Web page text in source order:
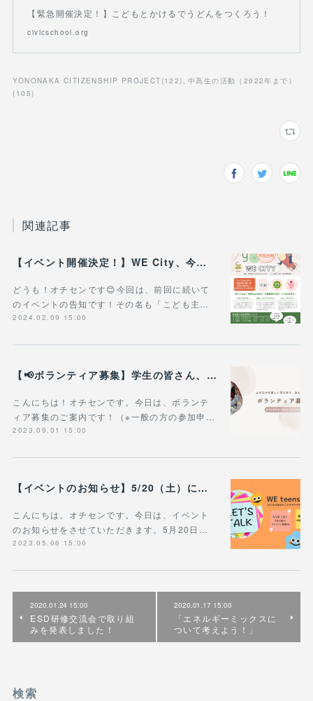
【緊急開催決定！】こどもとかけるでうどんをつくろう！
civicschool.org
YONONAKA CITIZENSHIP PROJECT (122)
中高生の活動（2022年まで）
( 105)
関連記事
【イベント開催決定！】WE City、今治で開催決定！ - 参加者やボランティアを募集します！
どうも！オチセンです😊今回は、前回に続いて
のイベントの告知です！その名も「こども主…
2024.02.09 15:00
【📢ボランティア募集】学生の皆さん、WE City体験をぜひ一緒に！
こんにちは！オチセンです。今日は、ボランテ
ィア募集のご案内です！（※一般の方の参加申…
2023.09.01 15:00
【イベントのお知らせ】5/20（土）にWE teens Cafeを開催します！
こんにちは。オチセンです。今日は、イベント
のお知らせをさせていただきます。5月20日…
2023.05.06 15:00
2020.01.24 15:00
ESD研修交流会で取り組
みを発表しました！
2020.01.17 15:00
「エネルギーミックスに
ついて考えよう！」
検索